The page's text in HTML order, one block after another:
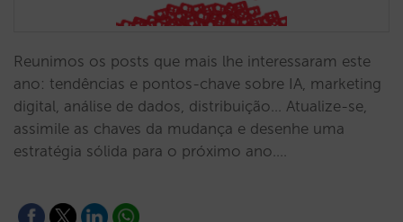
Reunimos os posts que mais lhe interessaram este
ano: tendências e pontos-chave sobre IA, marketing
digital, análise de dados, distribuição… Atualize-se,
assimile as chaves da mudança e desenhe uma
estratégia sólida para o próximo ano.…